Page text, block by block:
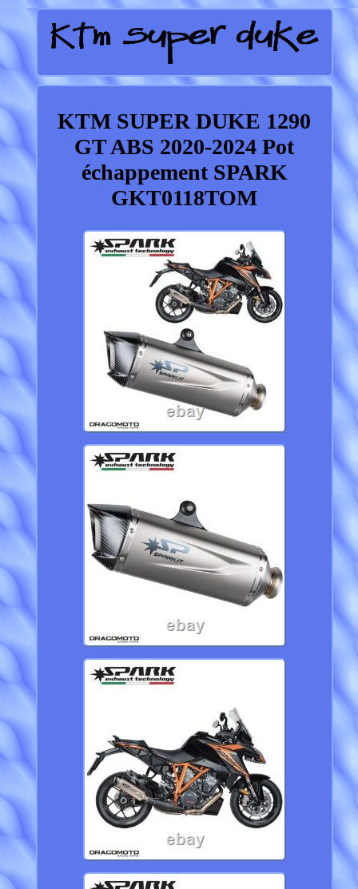
KTM SUPER DUKE 1290
GT ABS 2020-2024 Pot
échappement SPARK
GKT0118TOM